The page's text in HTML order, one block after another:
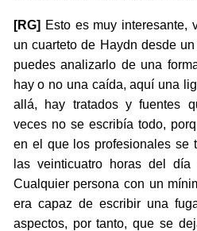
[RG] Esto es muy interesante,
un cuarteto de Haydn desde
puedes analizarlo de una
hay o no una caída, aquí una
allá, hay tratados y fuentes
veces no se escribía todo,
en el que los profesionales se
las veinticuatro horas del
Cualquier persona con un
era capaz de escribir una
aspectos, por tanto, que se